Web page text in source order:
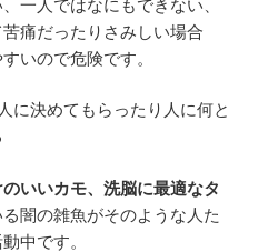
一人ではなにもできない、
痛だったりさみしい場合
いので危険です。
に決めてもらったり人に何と
いいカモ、洗脳に最適なタ
闇の雑魚がそのような人た
中です。